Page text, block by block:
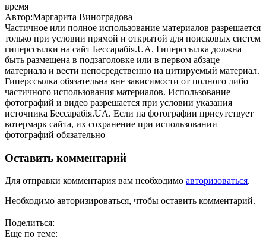
время
Автор:Маргарита Виноградова
Частичное или полное использование материалов разрешается
только при условии прямой и открытой для поисковых систем
гиперссылки на сайт Бессарабія.UA. Гиперссылка должна
быть размещена в подзаголовке или в первом абзаце
материала и вести непосредственно на цитируемый материал.
Гиперссылка обязательна вне зависимости от полного либо
частичного использования материалов. Использование
фотографий и видео разрешается при условии указания
источника Бессарабія.UA. Если на фотографии присутствует
вотермарк сайта, их сохранение при использовании
фотографий обязательно
Оставить комментарий
Для отправки комментария вам необходимо авторизоваться.
Необходимо авторизироваться, чтобы оставить комментарий.
Поделиться:
Еще по теме: